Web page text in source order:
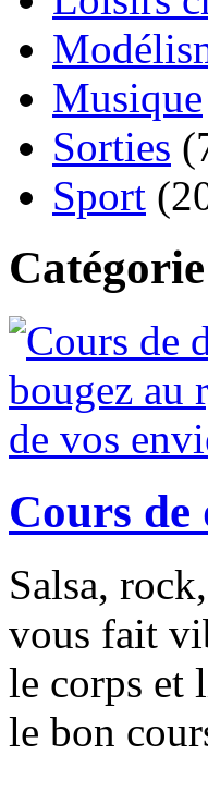
Musique
Sorties
Sport
Cours de
Salsa,
vous fait
le corps et
le bon